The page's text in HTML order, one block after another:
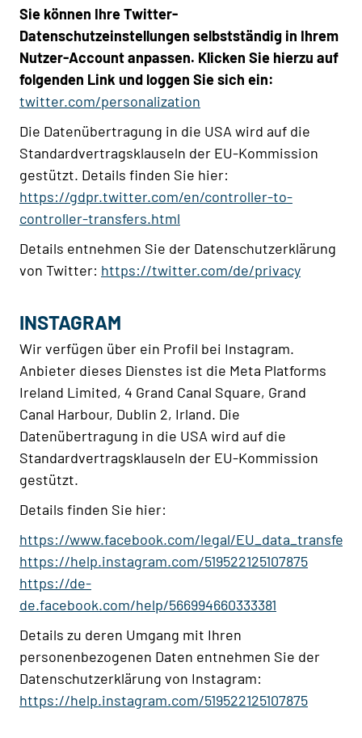
Sie können Ihre Twitter-
Datenschutzeinstellungen selbstständig in Ihrem
Nutzer-Account anpassen. Klicken Sie hierzu auf
folgenden Link und loggen Sie sich ein:
twitter.com/personalization
Die Datenübertragung in die USA wird auf die
Standardvertragsklauseln der EU-Kommission
gestützt. Details finden Sie hier:
https://gdpr.twitter.com/en/controller-to-
controller-transfers.html
Details entnehmen Sie der Datenschutzerklärung
von Twitter: https://twitter.com/de/privacy
INSTAGRAM
Wir verfügen über ein Profil bei Instagram.
Anbieter dieses Dienstes ist die Meta Platforms
Ireland Limited, 4 Grand Canal Square, Grand
Canal Harbour, Dublin 2, Irland. Die
Datenübertragung in die USA wird auf die
Standardvertragsklauseln der EU-Kommission
gestützt.
Details finden Sie hier:
https://www.facebook.com/legal/
https://help.instagram.com/519522125107875
https://de-
de.facebook.com/help/566994660333381
Details zu deren Umgang mit Ihren
personenbezogenen Daten entnehmen Sie der
Datenschutzerklärung von Instagram:
https://help.instagram.com/519522125107875